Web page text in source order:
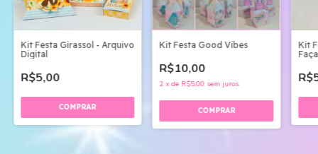
Kit Festa Girassol - Arquivo
Digital
R$5,00
Kit Festa Good Vibes
R$10,00
2 xde R$5,00 sem juros
Kit